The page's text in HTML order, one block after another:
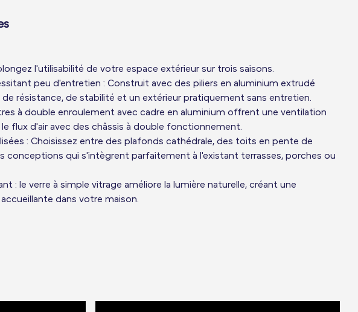
l'utilisabilité de votre espace extérieur sur trois saisons.
peu d'entretien : Construit avec des piliers en aluminium extrudé
résistance, de stabilité et un extérieur pratiquement sans entretien.
à double enroulement avec cadre en aluminium offrent une ventilation
flux d'air avec des châssis à double fonctionnement.
: Choisissez entre des plafonds cathédrale, des toits en pente de
conceptions qui s'intègrent parfaitement à l'existant terrasses, porches ou
: le verre à simple vitrage améliore la lumière naturelle, créant une
dans votre maison.